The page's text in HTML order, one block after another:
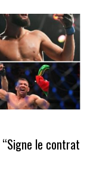
le contrat